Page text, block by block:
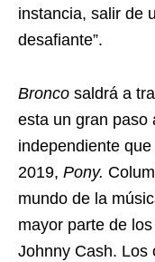
instancia, salir de
desafiante”.
Bronco saldrá a
esta un gran paso
independiente
2019, Pony.
mundo de la
mayor parte de
Johnny Cash. Los